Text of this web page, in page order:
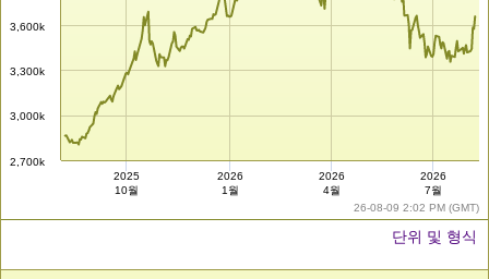
26-08-09 2:02 PM (GMT)
2,700k
3,000k
3,300k
3,600k
2025
10월
2026
1월
2026
4월
2026
7월
단위 및 형식